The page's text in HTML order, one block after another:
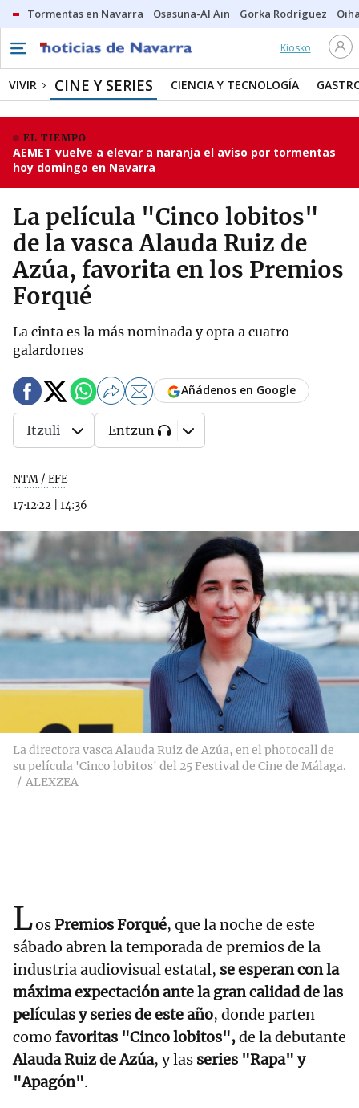
Tormentas en Navarra Osasuna-Al Ain Gorka Rodríguez
Kiosko
VIVIR CINE Y SERIES CIENCIA Y TECNOLOGÍA
EL TIEMPO
AEMET vuelve a elevar a naranja el aviso por tormentas
hoy domingo en Navarra
La película "Cinco lobitos"
de la vasca Alauda Ruiz de
Azúa, favorita en los Premios
Forqué
La cinta es la más nominada y opta a cuatro
galardones
NTM / EFE
17·12·22
14:36
Añádenos en Google
Itzuli Entzun
La directora vasca Alauda Ruiz de Azúa, en el photocall de
su película 'Cinco lobitos' del 25 Festival de Cine de Málaga.
ALEXZEA
LosPremios Forqué, que la noche de este
sábado abren la temporada de premios de la
industria audiovisual estatal, se esperan con la
máxima expectación ante la gran calidad de las
películas y series de este año, donde parten
como favoritas "Cinco lobitos",de la debutante
Alauda Ruiz de Azúa, y las series "Rapa" y
"Apagón".